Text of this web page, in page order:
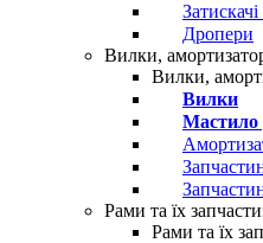
Затискачі
Дропери
Вилки,
Вилки,
Вилки
Мастило
Рами та їх
Рами та їх